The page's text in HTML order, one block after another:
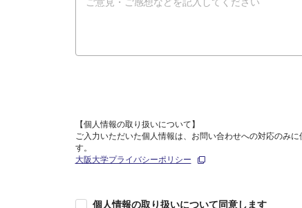
【個人情報の取り扱いについて】
ご入力いただいた個人情報は、お問い合わせへの対応のみ
す。
大阪大学プライバシーポリシー
個人情報の取り扱いについて同意します